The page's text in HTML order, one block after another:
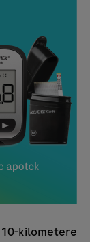
kilometere